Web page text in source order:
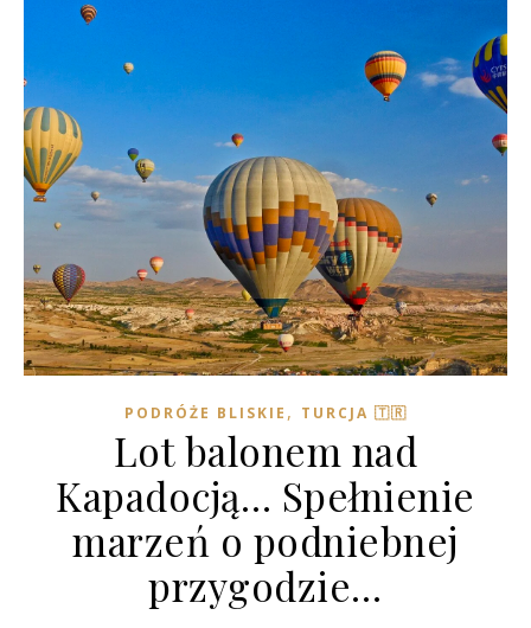
PODRÓŻE BLISKIE , TURCJA 🇹🇷
Lot balonem nad
Kapadocją… Spełnienie
marzeń o podniebnej
przygodzie…